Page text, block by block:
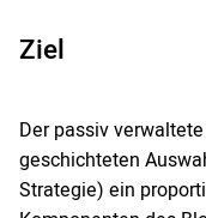
Ziel
Der passiv
geschichteten
Strategie) ein